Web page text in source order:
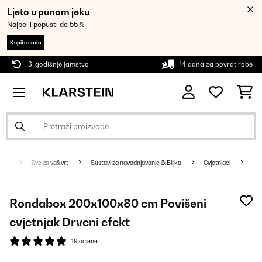
Ljeto u punom jeku
Najbolji popusti do 55 %
Kupite sada
3-godišnje jamstvo 14 dana za povrat robe
Sve za vaš vrt Sustavi za navodnjavanje & Biljka Cvjetnjaci
Rondabox 200x100x80 cm Povišeni
cvjetnjak Drveni efekt
19 ocjene